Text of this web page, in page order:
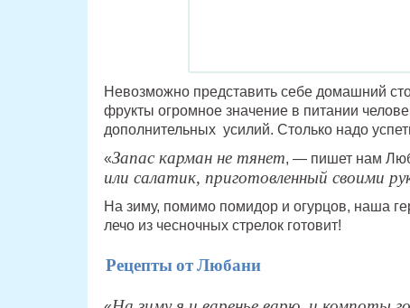
Невозможно представить себе домашний
фрукты огромное значение в питании
дополнительных усилий. Столько надо
«Запас карман не тянет, — пишет нам
или салатик, приготовленный своими
На зиму, помимо помидор и огурцов, наша
лечо из чесночных стрелок готовит!
Рецепты от Любани